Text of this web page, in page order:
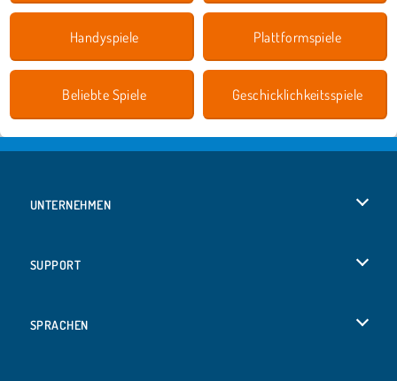
Handyspiele Plattformspiele
Beliebte Spiele Geschicklichkeitsspiele
UNTERNEHMEN
SUPPORT
SPRACHEN